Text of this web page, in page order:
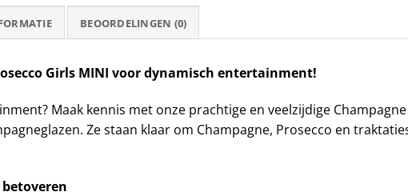
BEOORDELINGEN (0)
Girls MINI voor dynamisch entertainment!
Maak kennis met onze prachtige en veelzijdige
Ze staan klaar om Champagne, Prosecco en